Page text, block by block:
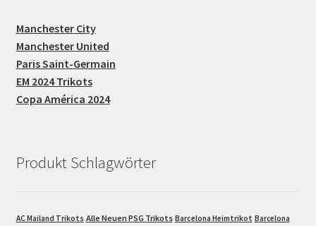
Manchester City
Manchester United
Paris Saint-Germain
EM 2024 Trikots
Copa América 2024
Produkt Schlagwörter
AC Mailand Trikots Alle Neuen PSG Trikots Barcelona Heimtrikot Barcelona